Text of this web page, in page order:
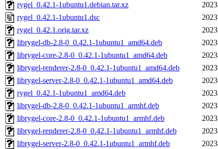
rygel_0.42.1-1ubuntu1.debian.tar.xz
rygel_0.42.1-1ubuntu1.dsc
rygel_0.42.1.orig.tar.xz
librygel-db-2.8-0_0.42.1-1ubuntu1_amd64.deb
librygel-core-2.8-0_0.42.1-1ubuntu1_amd64.deb
librygel-renderer-2.8-0_0.42.1-1ubuntu1_amd64.deb
librygel-server-2.8-0_0.42.1-1ubuntu1_amd64.deb
rygel_0.42.1-1ubuntu1_amd64.deb
librygel-db-2.8-0_0.42.1-1ubuntu1_armhf.deb
librygel-core-2.8-0_0.42.1-1ubuntu1_armhf.deb
librygel-renderer-2.8-0_0.42.1-1ubuntu1_armhf.deb
librygel-server-2.8-0_0.42.1-1ubuntu1_armhf.deb